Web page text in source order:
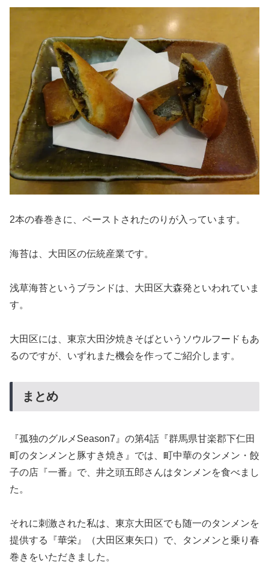
2本の春巻きに、ペーストされたのりが入っています。
海苔は、大田区の伝統産業です。
浅草海苔というブランドは、大田区大森発といわれていま
す。
大田区には、東京大田汐焼きそばというソウルフードもあ
るのですが、いずれまた機会を作ってご紹介します。
まとめ
『孤独のグルメSeason7』の第4話『群馬県甘楽郡下仁田
町のタンメンと豚すき焼き』では、町中華のタンメン・餃
子の店『一番』で、井之頭五郎さんはタンメンを食べまし
た。
それに刺激された私は、東京大田区でも随一のタンメンを
提供する『華栄』（大田区東矢口）で、タンメンと乗り春
巻きをいただきました。